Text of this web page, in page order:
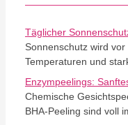
Täglicher
Sonnenschutz wird
Temperaturen und
Enzympeelings:
Chemische
BHA-Peeling sind voll